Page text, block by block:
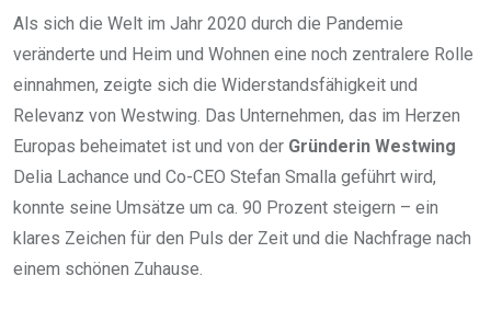
Als sich die Welt im Jahr 2020 durch die Pandemie
veränderte und Heim und Wohnen eine noch zentralere Rolle
einnahmen, zeigte sich die Widerstandsfähigkeit und
Relevanz von Westwing. Das Unternehmen, das im Herzen
Europas beheimatet ist und von der Gründerin Westwing
Delia Lachance und Co-CEO Stefan Smalla geführt wird,
konnte seine Umsätze um ca. 90 Prozent steigern – ein
klares Zeichen für den Puls der Zeit und die Nachfrage nach
einem schönen Zuhause.